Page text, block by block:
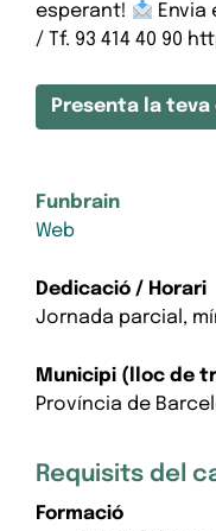
esperant!
Envia
/ Tf. 93 414 40 90
Presenta la
Funbrain
Web
Dedicació / Horari
Jornada parcial,
Municipi (lloc de
Província de
Requisits del
Formació